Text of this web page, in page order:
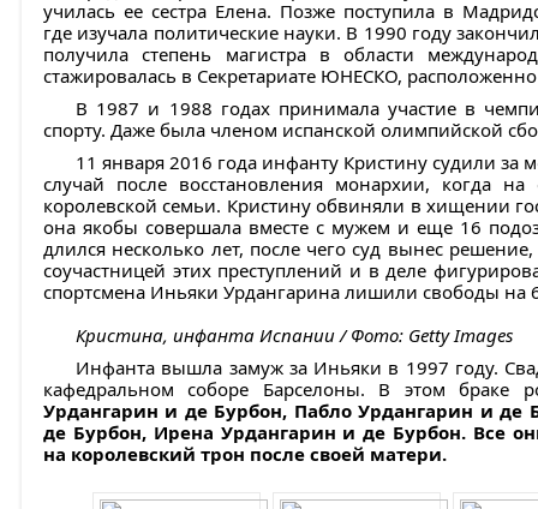
училась ее сестра Елена. Позже поступила в
где изучала политические науки. В 1990 году
получила степень магистра в области
стажировалась в Секретариате ЮНЕСКО,
В 1987 и 1988 годах принимала участие в
спорту. Даже была членом испанской олимпийской
11 января 2016 года инфанту Кристину судили
случай после восстановления монархии, когда
королевской семьи. Кристину обвиняли в хищении
она якобы совершала вместе с мужем и еще 16
длился несколько лет, после чего суд вынес
соучастницей этих преступлений и в деле
спортсмена Иньяки Урдангарина лишили свободы на
Кристина, инфанта Испании / Фото: Getty Images
Инфанта вышла замуж за Иньяки в 1997 году.
кафедральном соборе Барселоны. В этом браке
Урдангарин и де Бурбон, Пабло Урдангарин и де
де Бурбон, Ирена Урдангарин и де Бурбон. Все
на королевский трон после своей матери.